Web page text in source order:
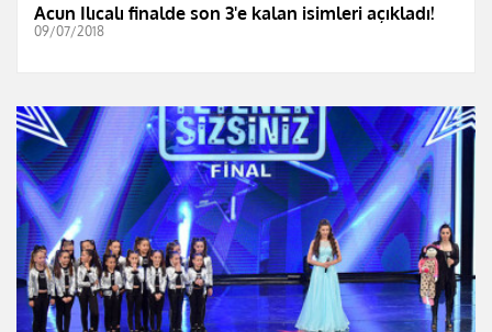
Acun Ilıcalı finalde son 3'e kalan isimleri açıkladı!
09/07/2018